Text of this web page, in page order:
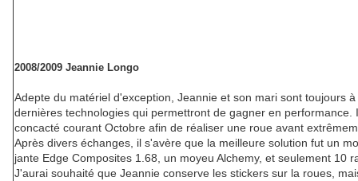
2008/2009 Jeannie Longo
Adepte du matériel d'exception, Jeannie et son mari sont toujours
dernières technologies qui permettront de gagner en performance.
concacté courant Octobre afin de réaliser une roue avant
Après divers échanges, il s'avère que la meilleure solution fut un
jante Edge Composites 1.68, un moyeu Alchemy, et seulement 10
J'aurai souhaité que Jeannie conserve les stickers sur la roues,